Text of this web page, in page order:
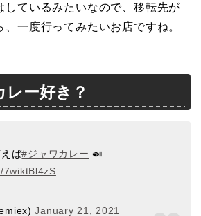
しているみたいなので、移転先が
一度行ってみたいお店ですね。
レー好き？
えば#ジャワカレー 🍛
7wiktBl4zS
January 21, 2021